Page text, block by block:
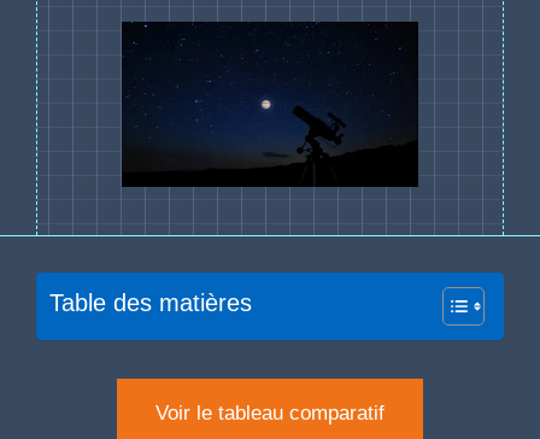
Table des matières
Voir le tableau comparatif